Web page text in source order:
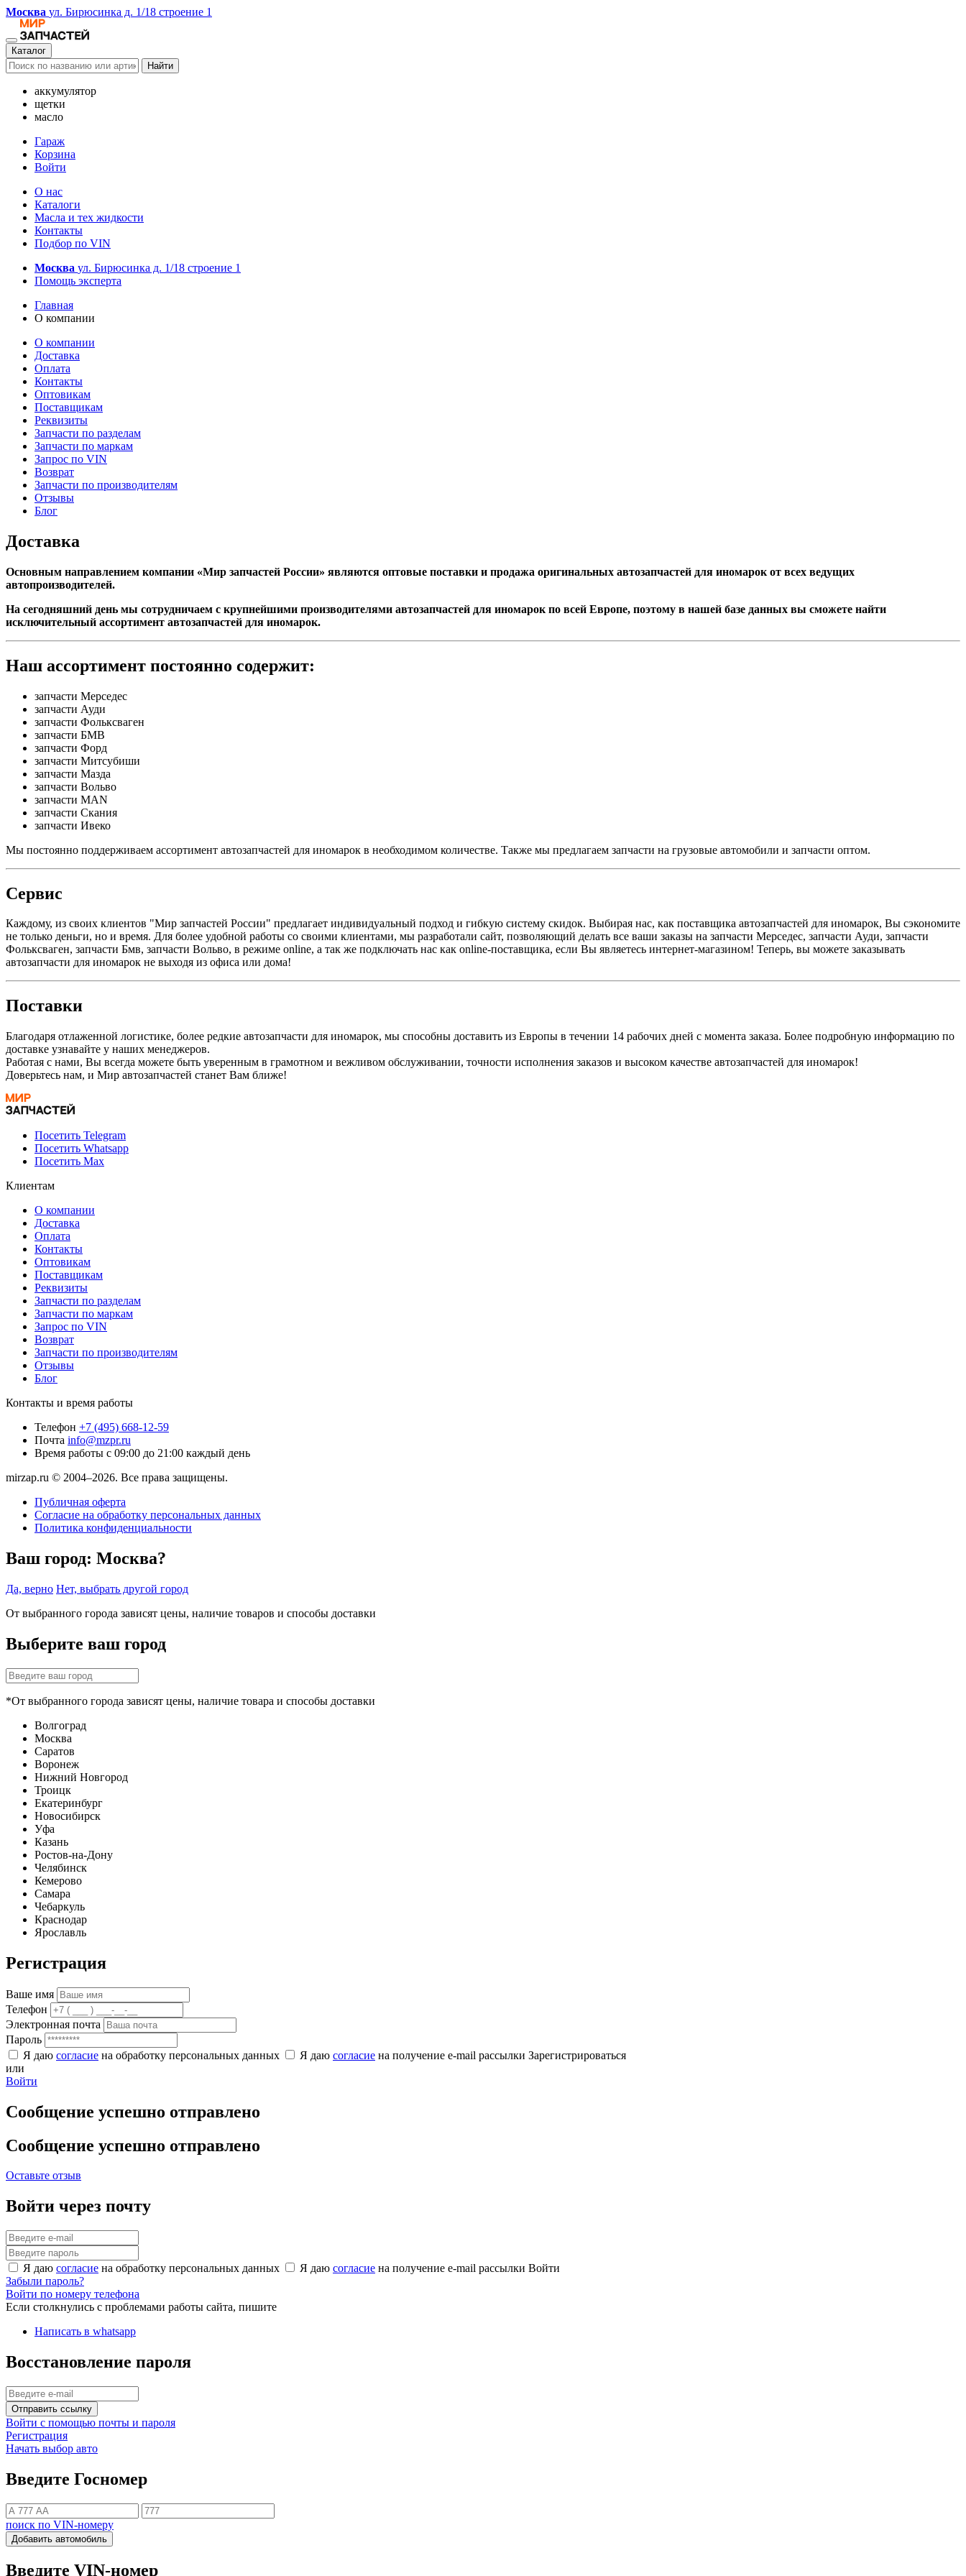
Москва ул. Бирюсинка д. 1/18 строение 1
Каталог
Найти
аккумулятор
щетки
масло
Гараж
Корзина
Войти
О нас
Каталоги
Масла и тех жидкости
Контакты
Подбор по VIN
Москва ул. Бирюсинка д. 1/18 строение 1
Помощь эксперта
Главная
О компании
О компании
Доставка
Оплата
Контакты
Оптовикам
Поставщикам
Реквизиты
Запчасти по разделам
Запчасти по маркам
Запрос по VIN
Возврат
Запчасти по производителям
Отзывы
Блог
Доставка
Основным направлением компании «Мир запчастей России» являются оптовые поставки и продажа оригинальных автозапчастей для иномарок от всех ведущих
автопроизводителей.
На сегодняшний день мы сотрудничаем с крупнейшими производителями автозапчастей для иномарок по всей Европе, поэтому в нашей базе данных вы сможете найти
исключительный ассортимент автозапчастей для иномарок.
Наш ассортимент постоянно содержит:
запчасти Мерседес
запчасти Ауди
запчасти Фольксваген
запчасти БМВ
запчасти Форд
запчасти Митсубиши
запчасти Мазда
запчасти Вольво
запчасти MAN
запчасти Скания
запчасти Ивеко
Мы постоянно поддерживаем ассортимент автозапчастей для иномарок в необходимом количестве. Также мы предлагаем запчасти на грузовые автомобили и запчасти оптом.
Сервис
Каждому, из своих клиентов "Мир запчастей России" предлагает индивидуальный подход и гибкую систему скидок. Выбирая нас, как поставщика автозапчастей для иномарок, Вы сэкономите
не только деньги, но и время. Для более удобной работы со своими клиентами, мы разработали сайт, позволяющий делать все ваши заказы на запчасти Мерседес, запчасти Ауди, запчасти
Фольксваген, запчасти Бмв, запчасти Вольво, в режиме online, а так же подключать нас как online-поставщика, если Вы являетесь интернет-магазином! Теперь, вы можете заказывать
автозапчасти для иномарок не выходя из офиса или дома!
Поставки
Благодаря отлаженной логистике, более редкие автозапчасти для иномарок, мы способны доставить из Европы в течении 14 рабочих дней с момента заказа. Более подробную информацию по
доставке узнавайте у наших менеджеров.
Работая с нами, Вы всегда можете быть уверенным в грамотном и вежливом обслуживании, точности исполнения заказов и высоком качестве автозапчастей для иномарок!
Доверьтесь нам, и Мир автозапчастей станет Вам ближе!
Посетить Telegram
Посетить Whatsapp
Посетить Max
Клиентам
О компании
Доставка
Оплата
Контакты
Оптовикам
Поставщикам
Реквизиты
Запчасти по разделам
Запчасти по маркам
Запрос по VIN
Возврат
Запчасти по производителям
Отзывы
Блог
Контакты и время работы
Телефон +7 (495) 668-12-59
Почта info@mzpr.ru
Время работы с 09:00 до 21:00 каждый день
mirzap.ru © 2004–2026. Все права защищены.
Публичная оферта
Согласие на обработку персональных данных
Политика конфиденциальности
Ваш город: Москва?
Да, верно Нет, выбрать другой город
От выбранного города зависят цены, наличие товаров и способы доставки
Выберите ваш город
*От выбранного города зависят цены, наличие товара и способы доставки
Волгоград
Москва
Саратов
Воронеж
Нижний Новгород
Троицк
Екатеринбург
Новосибирск
Уфа
Казань
Ростов-на-Дону
Челябинск
Кемерово
Самара
Чебаркуль
Краснодар
Ярославль
Регистрация
Ваше имя
Телефон
Электронная почта
Пароль
Я даю согласие на обработку персональных данных Я даю согласие на получение e-mail рассылки Зарегистрироваться
или
Войти
Сообщение успешно отправлено
Сообщение успешно отправлено
Оставьте отзыв
Войти через почту
Я даю согласие на обработку персональных данных Я даю согласие на получение e-mail рассылки Войти
Забыли пароль?
Войти по номеру телефона
Если столкнулись с проблемами работы сайта, пишите
Написать в whatsapp
Восстановление пароля
Отправить ссылку
Войти с помощью почты и пароля
Регистрация
Начать выбор авто
Введите Госномер
поиск по VIN-номеру
Добавить автомобиль
Введите VIN-номер